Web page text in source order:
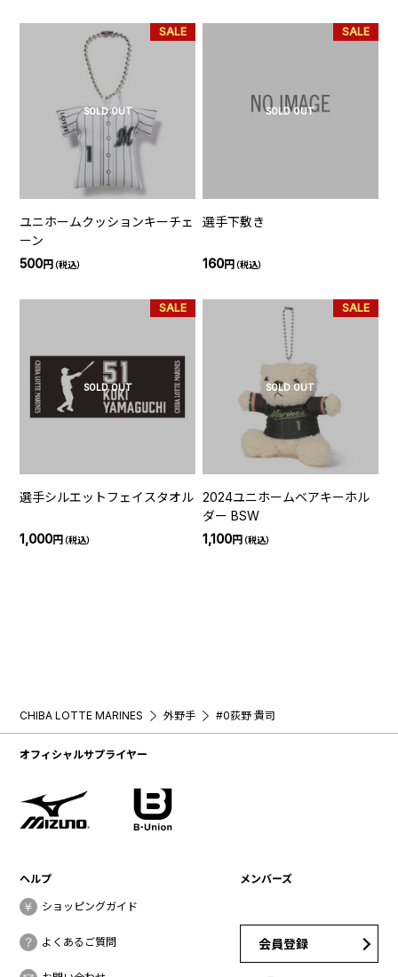
SOLD OUT
SALE
ユニホームクッションキーチェ
ーン
500円（税込）
SOLD OUT
SALE
選手下敷き
160円（税込）
SOLD OUT
SALE
選手シルエットフェイスタオル
1,000円（税込）
SOLD OUT
SALE
2024ユニホームベアキーホル
ダー BSW
1,100円（税込）
CHIBA LOTTE MARINES 外野手 #0荻野 貴司
オフィシャルサプライヤー
ヘルプ
ショッピングガイド
よくあるご質問
メンバーズ
会員登録